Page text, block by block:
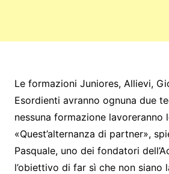
Le formazioni Juniores, Allievi,
Esordienti avranno ognuna due
nessuna formazione lavoreranno
«Quest’alternanza di partner»,
Pasquale, uno dei fondatori
l’obiettivo di far sì che non siano